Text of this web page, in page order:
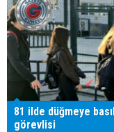
81 ilde düğmeye
görevlisi